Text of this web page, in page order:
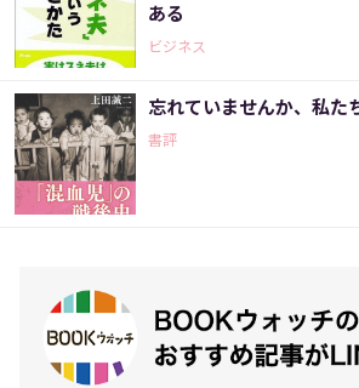
ある
ビジネス
忘れていませんか、私た
書評